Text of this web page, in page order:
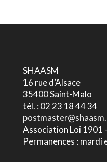
SHAASM
16 rue d’Alsace
35400 Saint-Malo
tél. : 02 23 18 44 34
Association Loi 1901
Permanences : mardi